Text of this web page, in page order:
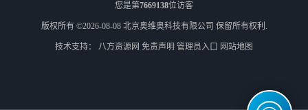
您是第7669138位访客
版权所有 ©2026-08-08 北京奥维奥科技有限公司 保留所有权利.
技术支持： 八方资源网 免责声明 管理员入口 网站地图